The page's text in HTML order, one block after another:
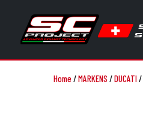
Home/MARKENS /DUCATI/